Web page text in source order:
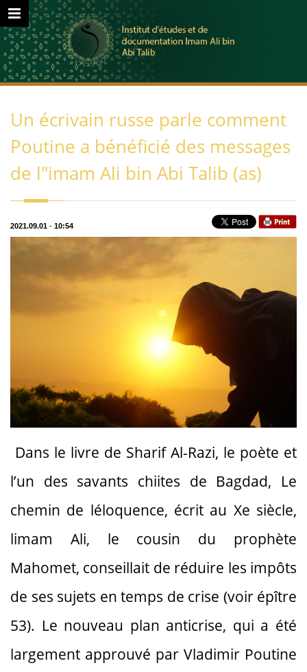
Un écrivain russe parle comment
Poutine a bénéficié des messages
de l"imam Ali bin Abi Talib (as)
2021.09.01 - 10:54
Dans le livre de Sharif Al-Razi, le poète et
l’un des savants chiites de Bagdad, Le
chemin de léloquence, écrit au Xe siècle,
limam Ali, le cousin du prophète
Mahomet, conseillait de réduire les impôts
de ses sujets en temps de crise (voir épître
53). Le nouveau plan anticrise, qui a été
largement approuvé par Vladimir Poutine